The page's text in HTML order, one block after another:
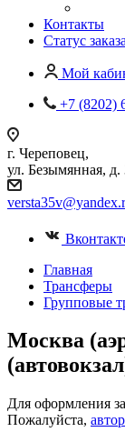
Контакты
Статус заказа
Мой
+7 (8202)
г. Череповец,
ул. Безымянная, д.
Главная
Трансферы
Групповые
Москва
Для оформления
Пожалуйста,